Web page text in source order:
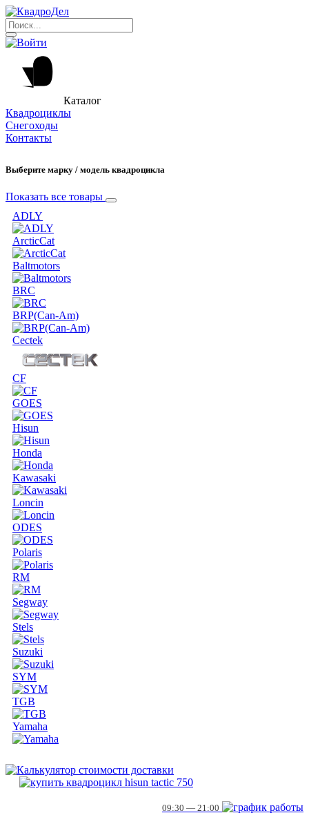
Каталог
Квадроциклы
Снегоходы
Контакты
Выберите марку / модель квадроцикла
Показать все товары
ADLY
ArcticCat
Baltmotors
BRC
BRP(Can-Am)
Cectek
CF
GOES
Hisun
Honda
Kawasaki
Loncin
ODES
Polaris
RM
Segway
Stels
Suzuki
SYM
TGB
Yamaha
09:30 — 21:00